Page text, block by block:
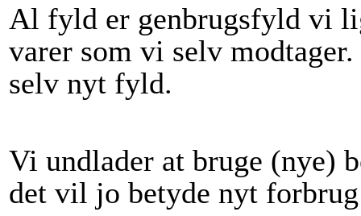
Al fyld er genbrugsfyld vi
varer som vi selv
selv nyt fyld.
Vi undlader at bruge (nye)
det vil jo betyde nyt